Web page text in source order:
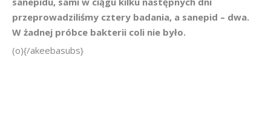
przeprowadziliśmy cztery badania, a sanepid – dwa.
W żadnej próbce bakterii coli nie było.
(o){/akeebasubs}